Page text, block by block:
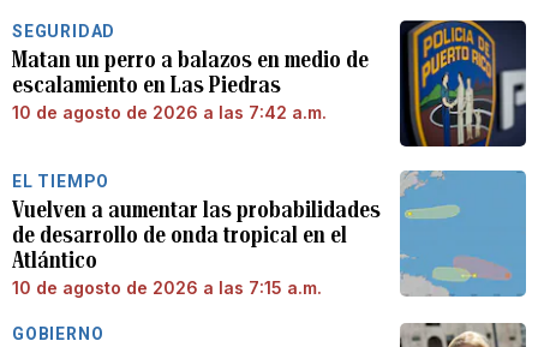
SEGURIDAD
Matan un perro a balazos en medio de
escalamiento en Las Piedras
10 de agosto de 2026 a las 7:42 a.m.
EL TIEMPO
Vuelven a aumentar las probabilidades
de desarrollo de onda tropical en el
Atlántico
10 de agosto de 2026 a las 7:15 a.m.
GOBIERNO